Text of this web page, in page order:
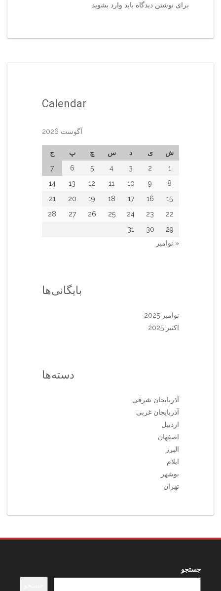
برای نوشتن دیدگاه باید وارد بشوید
Calendar
آگوست 2026
ش ی د س چ پ
ج
1
2
3
4
5
6
7
8
9
10
11
12
13
14
15
16
17
18
19
20
21
22
23
24
25
26
27
28
29
30
31
« نوامبر
بایگانی‌ها
نوامبر 2025
اکتبر 2025
دسته‌ها
آذربایجان شرقی
آذربایجان غربی
اردبیل
اصفهان
البرز
ایلام
بوشهر
تهران
جستجو